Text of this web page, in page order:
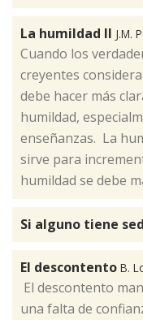
La humildad II J.M.
​Cuando los
creyentes
debe hacer más
humildad,
enseñanzas. La
sirve para
humildad se debe
Si alguno tiene
El descontento B.
El descontento
una falta de